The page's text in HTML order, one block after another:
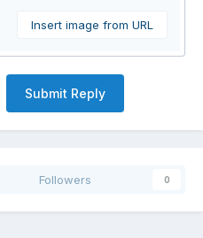
Insert image from URL
Submit Reply
Followers 0